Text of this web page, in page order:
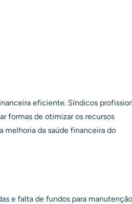
eficiente. Síndicos
formas de otimizar os recursos
melhoria da saúde financeira do
e falta de fundos para